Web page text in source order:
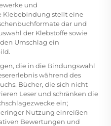
und
Klebebindung stellt eine
dar und
der Klebstoffe sowie
Umschlag ein
die in die Bindungswahl
während des
Bücher, die sich nicht
Leser und schränken die
ein;
Nutzung einreißen
Bewertungen und